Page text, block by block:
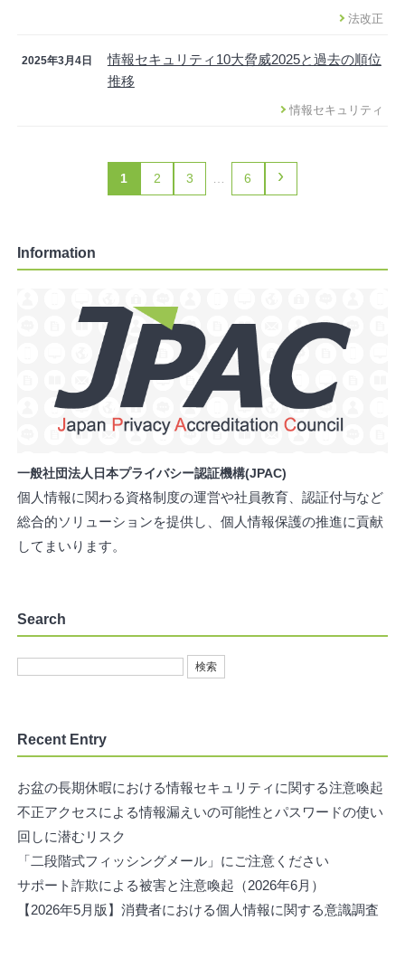
法改正
2025年3月4日
情報セキュリティ10大脅威2025と過去の順位
推移
情報セキュリティ
1 2 3 … 6 ›
Information
一般社団法人日本プライバシー認証機構(JPAC)
個人情報に関わる資格制度の運営や社員教育、認証付与など
総合的ソリューションを提供し、個人情報保護の推進に貢献
してまいります。
Search
Recent Entry
お盆の長期休暇における情報セキュリティに関する注意喚起
不正アクセスによる情報漏えいの可能性とパスワードの使い
回しに潜むリスク
「二段階式フィッシングメール」にご注意ください
サポート詐欺による被害と注意喚起（2026年6月）
【2026年5月版】消費者における個人情報に関する意識調査